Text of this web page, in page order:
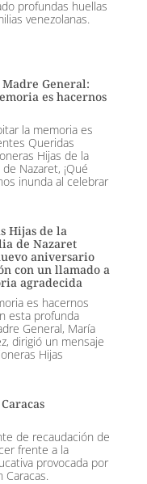
profundas huellas
venezolanas.
General:
es hacernos
la memoria es
Queridas
Hijas de la
Nazaret, ¡Qué
inunda al celebrar
Hijas de la
de Nazaret
aniversario
con un llamado a
agradecida
es hacernos
esta profunda
General, María
dirigió un mensaje
Hijas
de recaudación de
frente a la
provocada por